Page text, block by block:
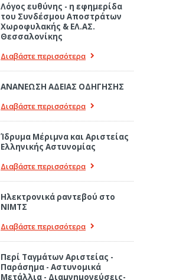
Λόγος ευθύνης - η εφημερίδα
του Συνδέσμου Αποστράτων
Χωροφυλακής & ΕΛ.ΑΣ.
Θεσσαλονίκης
Διαβάστε περισσότερα
ΑΝΑΝΕΩΣΗ ΑΔΕΙΑΣ ΟΔΗΓΗΣΗΣ
Διαβάστε περισσότερα
Ίδρυμα Μέριμνα και Αριστείας
Ελληνικής Αστυνομίας
Διαβάστε περισσότερα
Ηλεκτρονικά ραντεβού στο
ΝΙΜΤΣ
Διαβάστε περισσότερα
Περί Ταγμάτων Αριστείας -
Παράσημα - Αστυνομικά
Μετάλλια - Διαμνημονεύσεις-